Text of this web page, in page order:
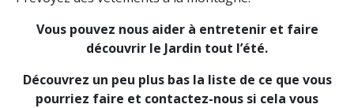
Vous pouvez nous aider à entretenir et faire
découvrir le Jardin tout l’été.
Découvrez un peu plus bas la liste de ce que vous
pourriez faire et contactez-nous si cela vous